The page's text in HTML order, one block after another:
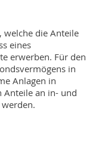
welche die Anteile
eines
erwerben. Für den
in
Anlagen in
Anteile an in- und